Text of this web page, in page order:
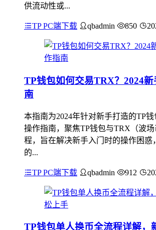
供流动性或...
TP PC端下载 qbadmin 850
TP钱包如何交易TRX？2024
南
本指南为2024年针对新手打造的TP
操作指南，聚焦TP钱包与TRX（波
程，旨在解决新手入门时的操作困惑
的...
TP PC端下载 qbadmin 912
TP钱包单人换币全流程详解，